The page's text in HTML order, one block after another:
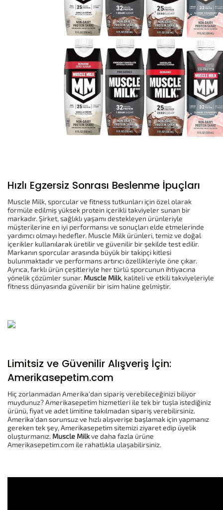
Hızlı Egzersiz Sonrası Beslenme İpuçları
Muscle Milk, sporcular ve fitness tutkunları için özel olarak
formüle edilmiş yüksek protein içerikli takviyeler sunan bir
markadır. Şirket, sağlıklı yaşamı destekleyen ürünleriyle
müşterilerine en iyi performansı ve sonuçları elde etmelerinde
yardımcı olmayı hedefler. Muscle Milk ürünleri, temiz ve doğal
içerikler kullanılarak üretilir ve güvenilir bir şekilde test edilir.
Markanın sporcular arasında büyük bir takipçi kitlesi
bulunmaktadır ve performans artırıcı özellikleriyle öne çıkar.
Ayrıca, farklı ürün çeşitleriyle her türlü sporcunun ihtiyacına
yönelik çözümler sunar. Muscle Milk, kaliteli ve etkili takviyeleriyle
fitness dünyasında güvenilir bir isim haline gelmiştir.
Limitsiz ve Güvenilir Alışveriş İçin:
Amerikasepetim.com
Hiç zorlanmadan Amerika'dan sipariş verebileceğinizi biliyor
muydunuz? Amerikasepetim hizmetleri ile tek bir tuşla istediğiniz
ürünü, fiyat ve adet limitine takılmadan sipariş verebilirsiniz.
Amerika'dan sorunsuz ve hızlı alışverişe başlamak için yapmanız
gereken tek şey, Amerikasepetim sitemizi ziyaret edip üyelik
oluşturmanız. Muscle Milkve daha fazla ürüne
Amerikasepetim.com ile rahatlıkla ulaşabilirsiniz.